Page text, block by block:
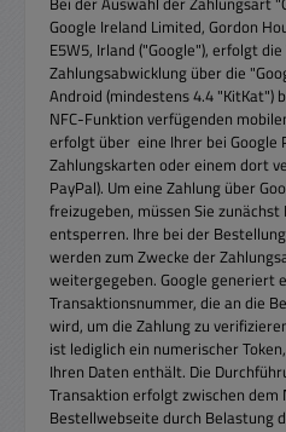
Google Ireland Limited, Gordon
E5W5, Irland ("Google"), erfolgt
Zahlungsabwicklung über die
Android (mindestens 4.4 "KitKat")
NFC-Funktion verfügenden
erfolgt über eine Ihrer bei Google
Zahlungskarten oder einem dort
PayPal). Um eine Zahlung über
freizugeben, müssen Sie
entsperren. Ihre bei der
werden zum Zwecke der
weitergegeben. Google generiert
Transaktionsnummer, die an die
wird, um die Zahlung zu
ist lediglich ein numerischer
Ihren Daten enthält. Die
Transaktion erfolgt zwischen dem
Bestellwebseite durch Belastung